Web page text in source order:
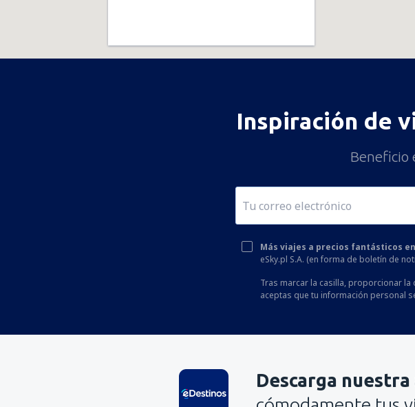
Inspiración de
Beneficio
Más viajes a precios fantásticos
eSky.pl S.A. (en forma de boletín de
Tras marcar la casilla, proporcionar la
aceptas que tu información personal
Descarga nuestra